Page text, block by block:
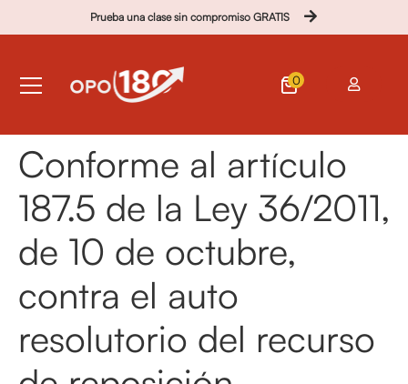
Prueba una clase sin compromiso GRATIS
0
Conforme al artículo
187.5 de la Ley 36/2011,
de 10 de octubre,
contra el auto
resolutorio del recurso